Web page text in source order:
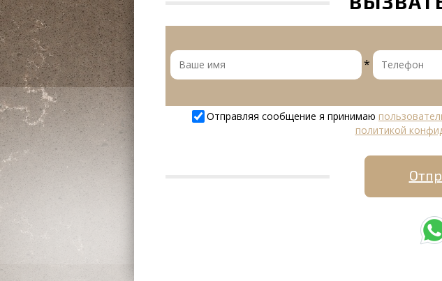
*
Отправляя сообщение я принимаю
политикой